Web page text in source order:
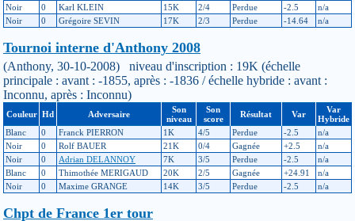
Noir
0 Karl KLEIN 15K 2/4 Perdue -2.5
n/a
Noir
0 Grégoire SEVIN 17K 2/3 Perdue -14.64 n/a
Tournoi interne d'Anthony 2008
(Anthony, 30-10-2008) niveau d'inscription : 19K (échelle
principale : avant : -1855, après : -1836 / échelle hybride : avant :
Inconnu, après : Inconnu)
Couleur Hd Adversaire
Son
niveau
Son
score
Résultat Var
Var
Hybride
Blanc
0 Franck PIERRON 1K 4/5 Perdue -2.5
n/a
Noir
0 Rolf BAUER 21K 0/4 Gagnée +2.5
n/a
Noir
0 Adrian DELANNOY 7K 3/5 Perdue -2.5
n/a
Blanc
0 Thimothée MERIGAUD 20K 2/5 Gagnée +24.91
n/a
Noir
0 Maxime GRANGE 14K 3/5 Perdue -2.5 n/a
Chpt de France 1er tour